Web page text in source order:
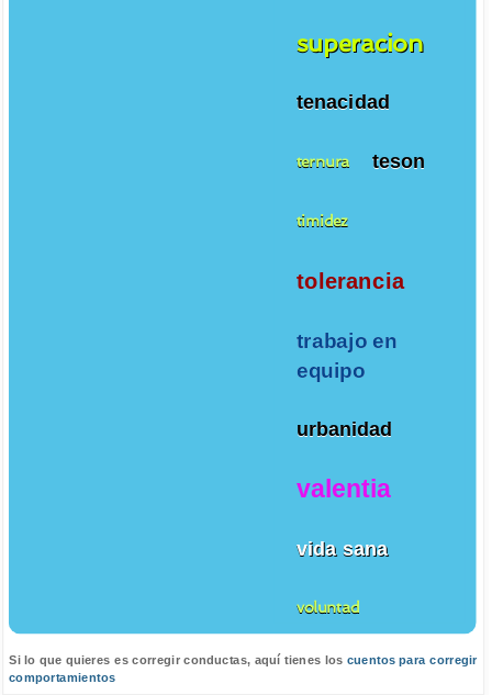
superacion
tenacidad
ternura teson
timidez
tolerancia
trabajo en
equipo
urbanidad
valentia
vida sana
voluntad
Si lo que quieres es corregir conductas, aquí tienes los cuentos para corregir
comportamientos